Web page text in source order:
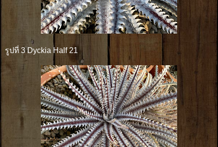
รูปที่ 3 Dyckia Half 21